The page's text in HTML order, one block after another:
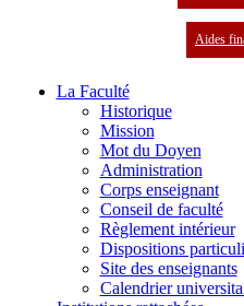
Aides
La Faculté
Historique
Mission
Mot du Doyen
Administration
Corps enseignant
Conseil de faculté
Règlement intérieur
Dispositions
Site des enseignants
Calendrier